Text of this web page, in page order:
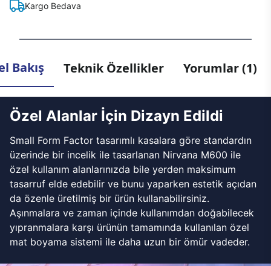
Kargo Bedava
Bakış Teknik Özellikler Yorumlar (1)
Özel Alanlar İçin Dizayn Edildi
Small Form Factor tasarımlı kasalara göre standardın
üzerinde bir incelik ile tasarlanan Nirvana M600 ile
özel kullanım alanlarınızda bile yerden maksimum
tasarruf elde edebilir ve bunu yaparken estetik açıdan
da özenle üretilmiş bir ürün kullanabilirsiniz.
Aşınmalara ve zaman içinde kullanımdan doğabilecek
yıpranmalara karşı ürünün tamamında kullanılan özel
mat boyama sistemi ile daha uzun bir ömür vadeder.